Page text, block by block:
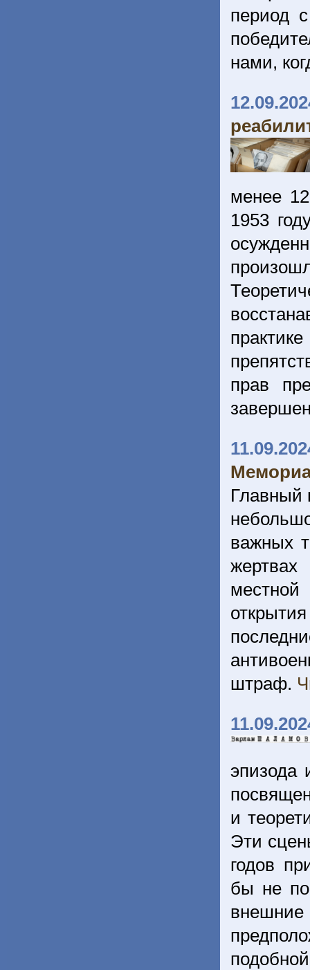
период
нами,
менее
1953
прав
Главный
важных
жертвах
штраф.
эпизода
и
Эти
годов
бы не